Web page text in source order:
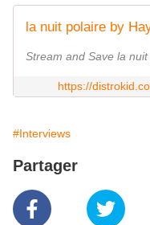
la nuit polaire by
Stream and Save la
https://
#Interviews
Partager